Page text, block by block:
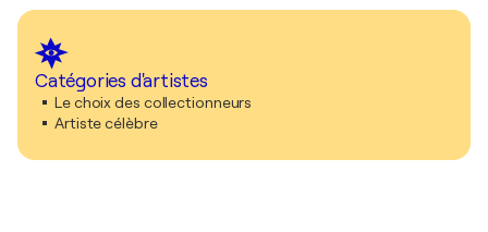
Catégories d'artistes
Le choix des collectionneurs
Artiste célèbre